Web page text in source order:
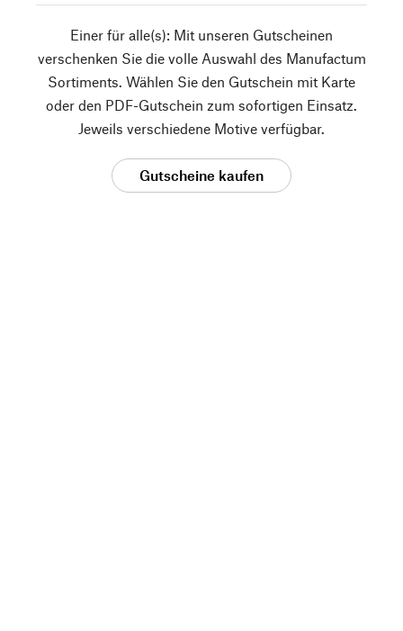
Einer für alle(s): Mit unseren Gutscheinen
verschenken Sie die volle Auswahl des Manufactum
Sortiments. Wählen Sie den Gutschein mit Karte
oder den PDF-Gutschein zum sofortigen Einsatz.
Jeweils verschiedene Motive verfügbar.
Gutscheine kaufen